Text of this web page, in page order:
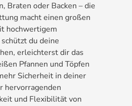
Braten oder Backen – die
macht einen großen
hochwertigem
schützt du deine
erleichterst dir das
Pfannen und Töpfen
Sicherheit in deiner
hervorragenden
und Flexibilität von